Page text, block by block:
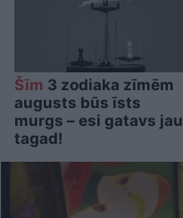
Šīm 3 zodiaka zīmēm
augusts būs īsts
murgs – esi gatavs jau
tagad!